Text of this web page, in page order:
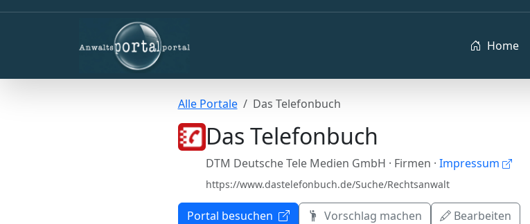
Home
Alle Portale Das Telefonbuch
Das Telefonbuch
DTM Deutsche Tele Medien GmbH · Firmen · Impressum
https://www.dastelefonbuch.de/Suche/Rechtsanwalt
Portal besuchen Vorschlag machen Bearbeiten